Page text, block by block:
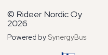
© Rideer Nordic Oy
2026
Powered by SynergyBus